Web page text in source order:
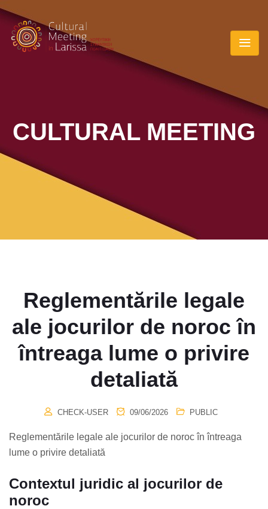
CULTURAL MEETING
Reglementările legale
ale jocurilor de noroc în
întreaga lume o privire
detaliată
CHECK-USER 09/06/2026 PUBLIC
Reglementările legale ale jocurilor de noroc în întreaga
lume o privire detaliată
Contextul juridic al jocurilor de
noroc